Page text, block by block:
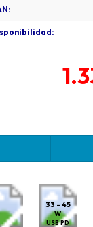
33 - 45
W
USB PD